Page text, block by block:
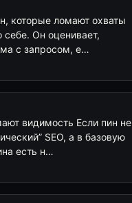
которые ломают охваты
Он оценивает,
с запросом, е…
видимость Если пин не
SEO, а в базовую
есть н…